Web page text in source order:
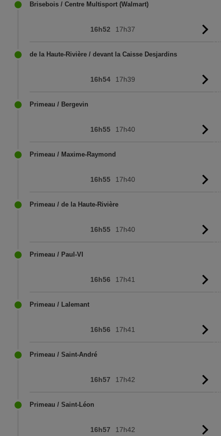
Brisebois / Centre Multisport (Walmart)
16h52 17h37
de la Haute-Rivière / devant la Caisse Desjardins
16h54 17h39
Primeau / Bergevin
16h55 17h40
Primeau / Maxime-Raymond
16h55 17h40
Primeau / de la Haute-Rivière
16h55 17h40
Primeau / Paul-VI
16h56 17h41
Primeau / Lalemant
16h56 17h41
Primeau / Saint-André
16h57 17h42
Primeau / Saint-Léon
16h57 17h42